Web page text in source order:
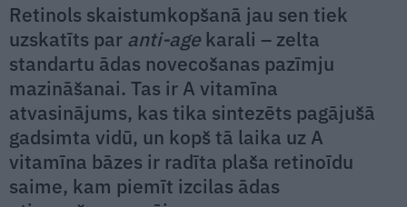
Retinols skaistumkopšanā jau sen tiek
uzskatīts par anti-age karali – zelta
standartu ādas novecošanas pazīmju
mazināšanai. Tas ir A vitamīna
atvasinājums, kas tika sintezēts pagājušā
gadsimta vidū, un kopš tā laika uz A
vitamīna bāzes ir radīta plaša retinoīdu
saime, kam piemīt izcilas ādas